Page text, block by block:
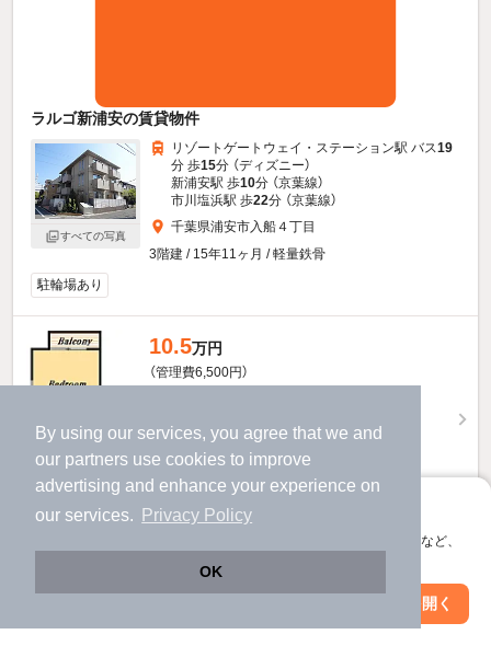
By using our services, you agree that we and
our partners use cookies to improve
advertising and enhance your experience on
our services.
Privacy Policy
OK
アプリに切り替えて、サクサクお部屋探し
会員登録なしですぐ使える。マップ検索やお気に入り保存など、
アプリを開く
ラルゴ新浦安の賃貸物件
すべての写真
リゾートゲートウェイ・ステーション駅 バス19
分 歩15分 （ディズニー）
新浦安駅 歩10分 （京葉線）
市川塩浜駅 歩22分 （京葉線）
千葉県浦安市入船４丁目
3階建 / 15年11ヶ月 / 軽量鉄骨
駐輪場あり
10.5万円
（管理費6,500円）
3階 / 1K / 32.73㎡
絞り込み条件を変更